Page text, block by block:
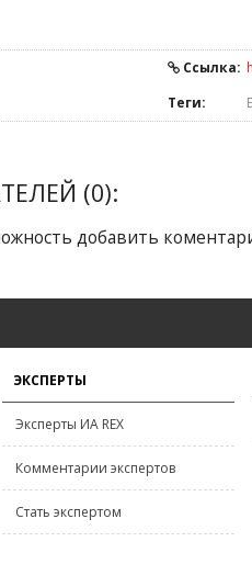
Ссылка:
Теги:
(0):
добавить
ЭКСПЕРТЫ
Эксперты ИА REX
Комментарии экспертов
Стать экспертом